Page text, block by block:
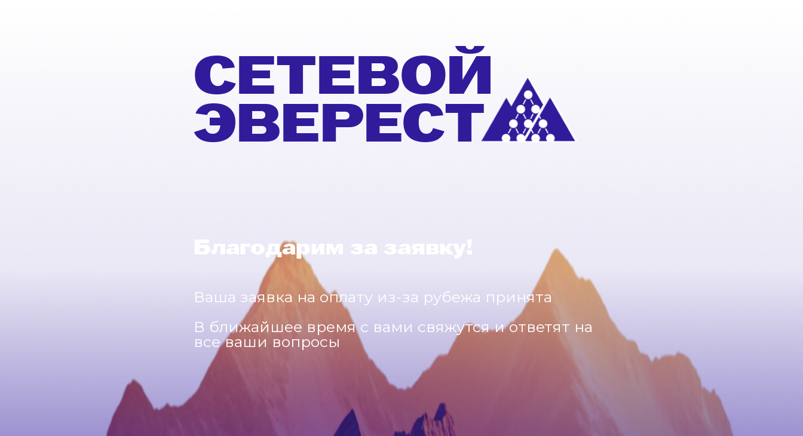
СЕТЕВОЙ
ЭВЕРЕСТ
Благодарим за заявку!
Ваша заявка на оплату из-за рубежа принята
В ближайшее время с вами свяжутся и ответят на
все ваши вопросы